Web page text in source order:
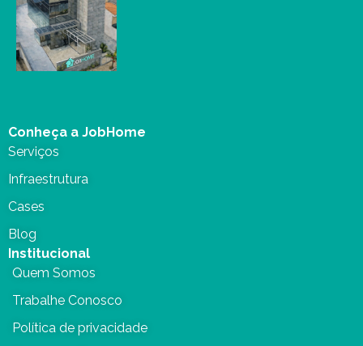
Conheça a JobHome
Serviços
Infraestrutura
Cases
Blog
Institucional
Quem Somos
Trabalhe Conosco
Política de privacidade